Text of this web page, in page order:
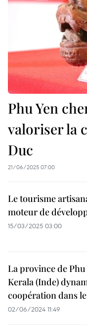
Phu Yen
valoriser la
Duc
21/06/2025 07:00
Le tourisme
moteur de
15/03/2025 03:00
La province de
Kerala (Inde)
coopération dans
02/06/2024 11:49